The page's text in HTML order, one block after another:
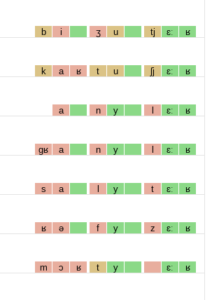
b i ʒ u tj ɛː ʁ
k a ʁ t u ʃj ɛː ʁ
a n y l ɛː ʁ
gʁ a n y l ɛː ʁ
s a l y t ɛː ʁ
ʁ ə f y z ɛː ʁ
m ɔ ʁ t y ɛː ʁ